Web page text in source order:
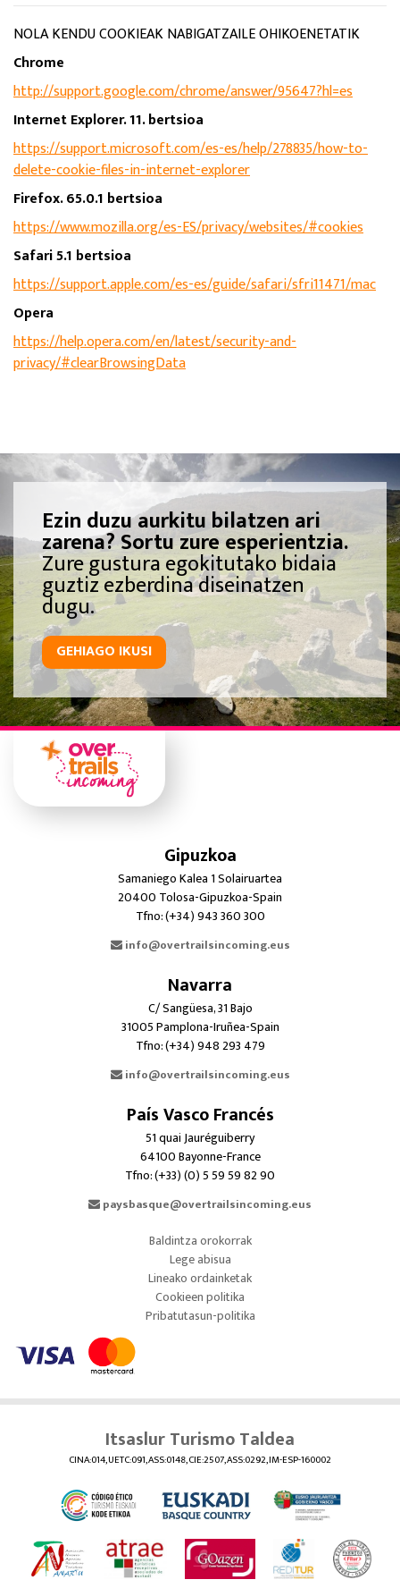
NOLA KENDU COOKIEAK NABIGATZAILE OHIKOENETATIK
Chrome
http://support.google.com/chrome/answer/95647?hl=es
Internet Explorer. 11. bertsioa
https://support.microsoft.com/es-es/help/278835/how-to-
delete-cookie-files-in-internet-explorer
Firefox. 65.0.1 bertsioa
https://www.mozilla.org/es-ES/privacy/websites/#cookies
Safari 5.1 bertsioa
https://support.apple.com/es-es/guide/safari/sfri11471/mac
Opera
https://help.opera.com/en/latest/security-and-
privacy/#clearBrowsingData
Ezin duzu aurkitu bilatzen ari
zarena? Sortu zure esperientzia.
Zure gustura egokitutako bidaia
guztiz ezberdina diseinatzen
dugu.
GEHIAGO IKUSI
Gipuzkoa
Samaniego Kalea 1 Solairuartea
20400 Tolosa-Gipuzkoa-Spain
Tfno: (+34) 943 360 300
info@overtrailsincoming.eus
Navarra
C/ Sangüesa, 31 Bajo
31005 Pamplona-Iruñea-Spain
Tfno: (+34) 948 293 479
info@overtrailsincoming.eus
País Vasco Francés
51 quai Jauréguiberry
64100 Bayonne-France
Tfno: (+33) (0) 5 59 59 82 90
paysbasque@overtrailsincoming.eus
Baldintza orokorrak
Lege abisua
Lineako ordainketak
Cookieen politika
Pribatutasun-politika
Itsaslur Turismo Taldea
CINA:014, UETC:091, ASS:0148, CIE:2507, ASS:0292, IM-ESP-160002